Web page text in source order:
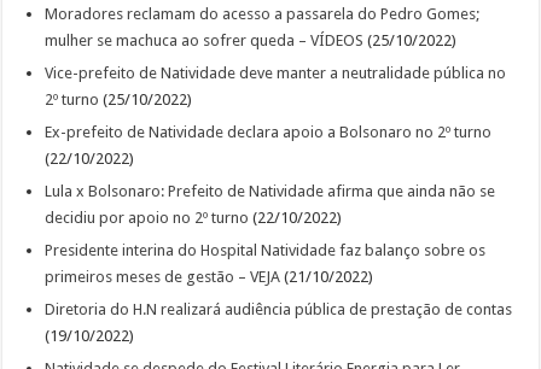
Moradores reclamam do acesso a passarela do Pedro Gomes;
mulher se machuca ao sofrer queda – VÍDEOS (25/10/2022)
Vice-prefeito de Natividade deve manter a neutralidade pública no
2º turno (25/10/2022)
Ex-prefeito de Natividade declara apoio a Bolsonaro no 2º turno
(22/10/2022)
Lula x Bolsonaro: Prefeito de Natividade afirma que ainda não se
decidiu por apoio no 2º turno (22/10/2022)
Presidente interina do Hospital Natividade faz balanço sobre os
primeiros meses de gestão – VEJA (21/10/2022)
Diretoria do H.N realizará audiência pública de prestação de contas
(19/10/2022)